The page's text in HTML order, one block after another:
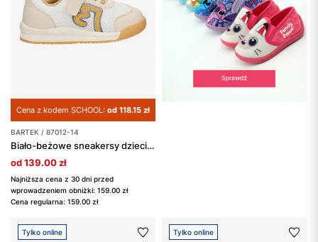
Cena z kodem SCHOOL: od 118.15 zł
BARTEK / 87012-14
Biało-beżowe sneakersy dziecięce BARTEK 87012-14
od 139.00 zł
Najniższa cena z 30 dni przed
wprowadzeniem obniżki: 159.00 zł
Cena regularna: 159.00 zł
Tylko online Tylko online